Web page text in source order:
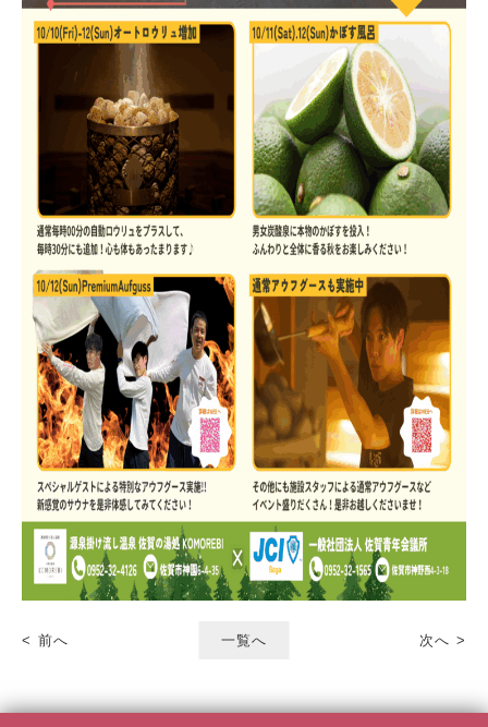
お知らせ
クーポン情報
こもれびについて
ご利用ガイド
温泉
サウナ
お食事
< 前へ 一覧へ 次へ >